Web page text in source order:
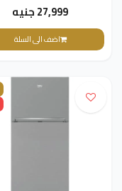
27,999 جنيه
اضف الى السلة